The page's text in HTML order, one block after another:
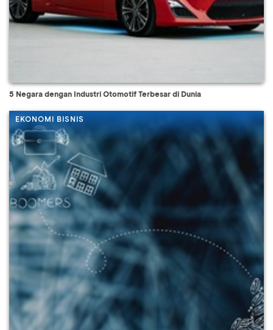
5 Negara dengan Industri Otomotif Terbesar di Dunia
EKONOMI BISNIS